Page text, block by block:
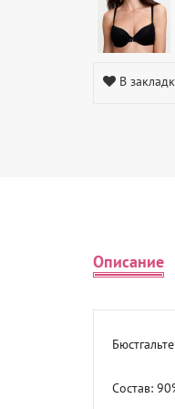
В
Описание
Состав: